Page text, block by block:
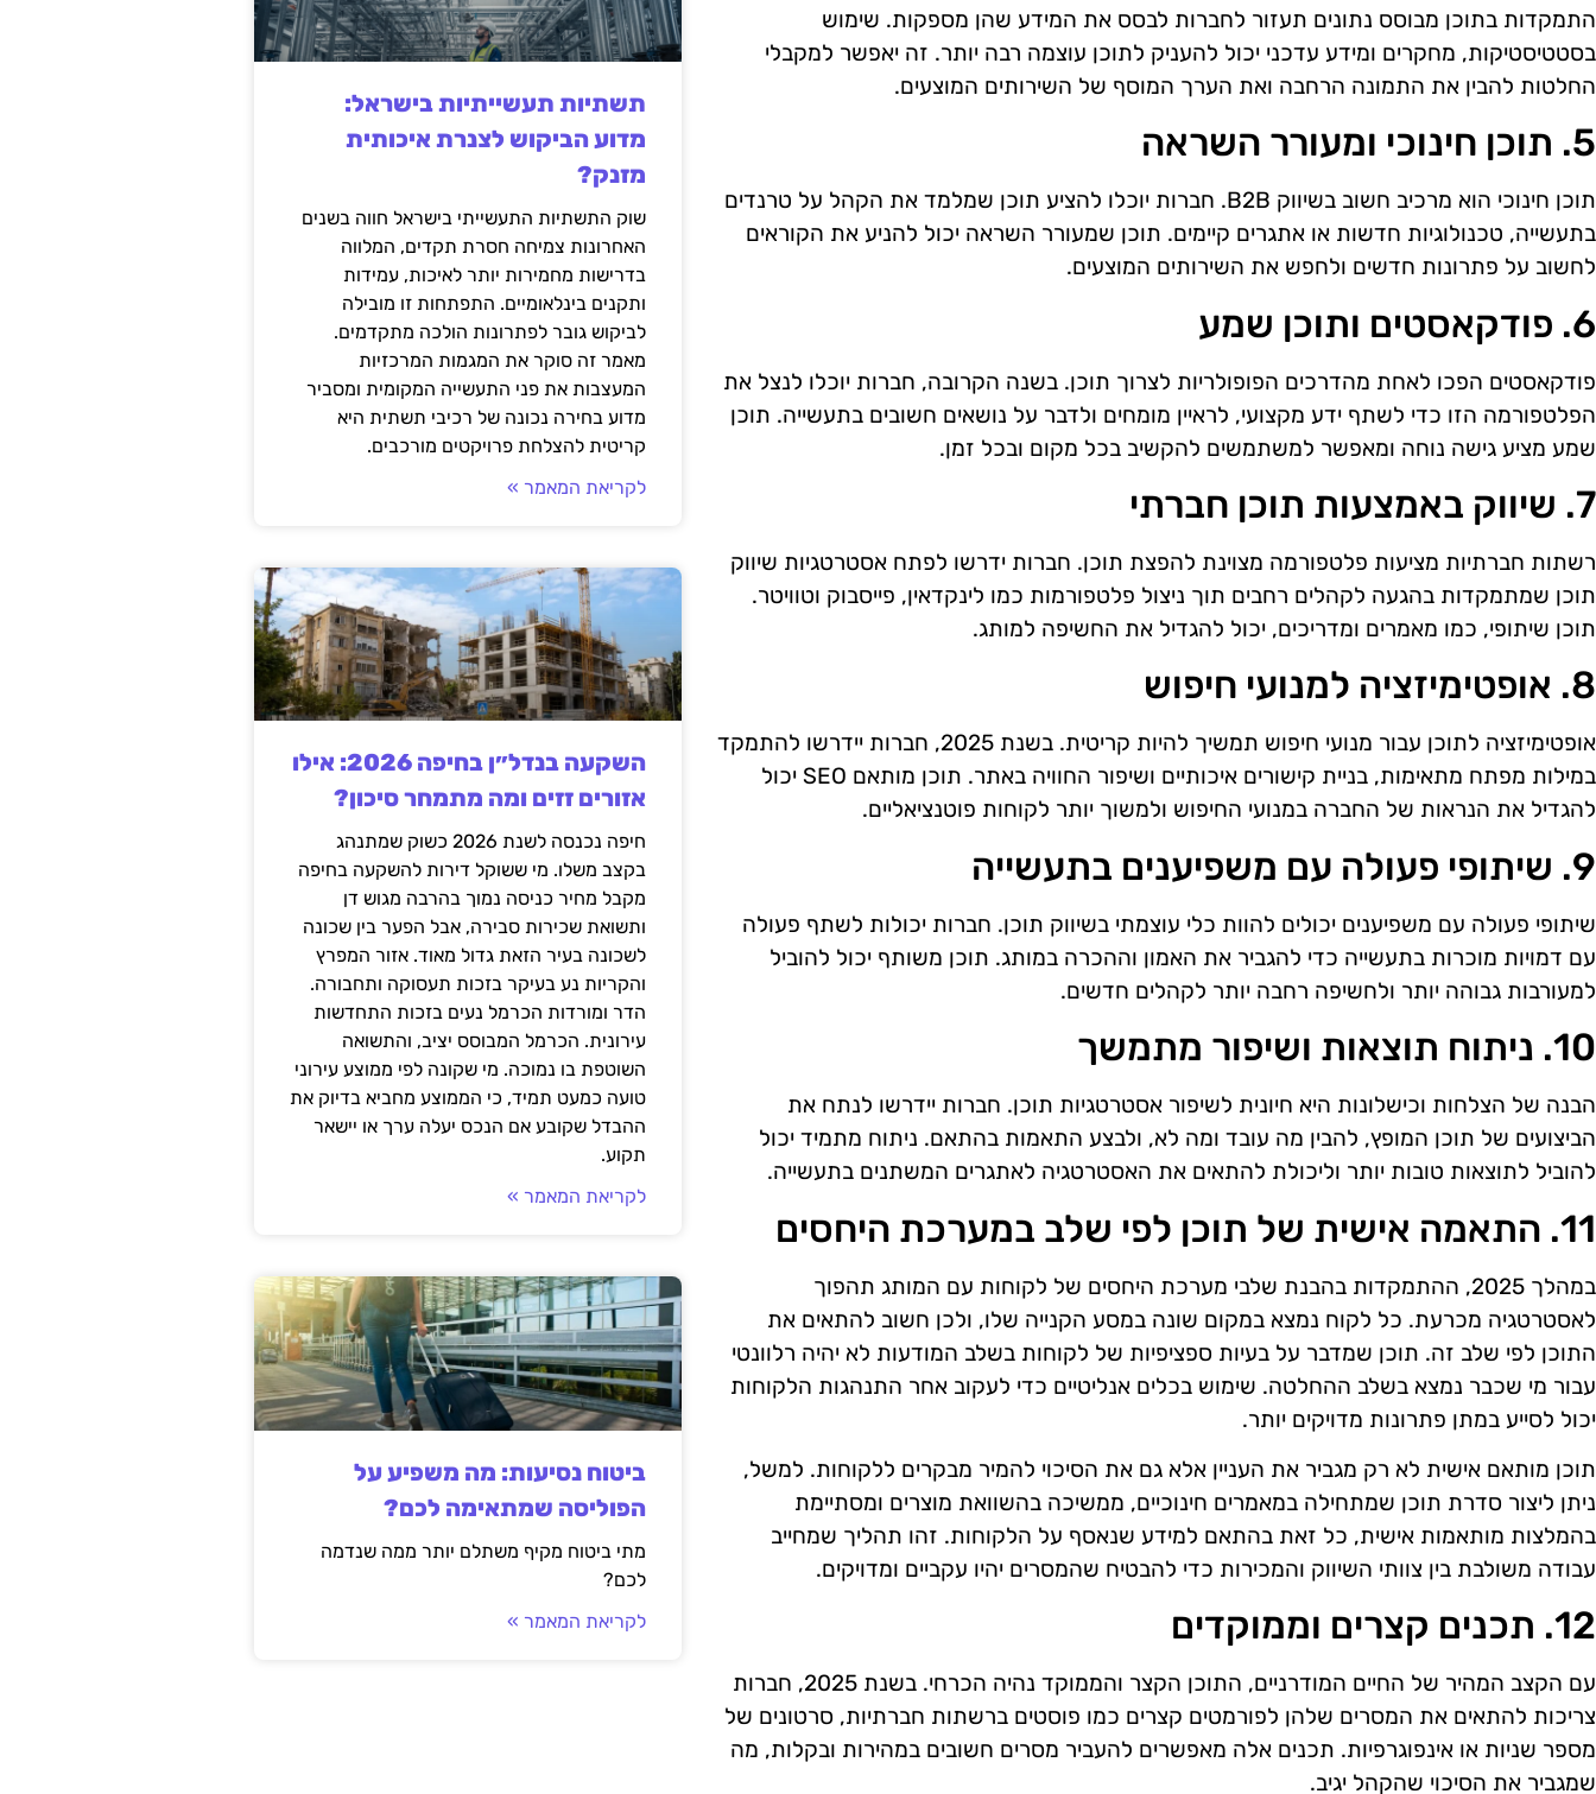
התמקדות בתוכן מבוסס נתונים תעזור לחברות לבסס את המידע שהן מספקות. שימוש
בסטטיסטיקות, מחקרים ומידע עדכני יכול להעניק לתוכן עוצמה רבה יותר. זה יאפשר למקבלי
החלטות להבין את התמונה הרחבה ואת הערך המוסף של השירותים המוצעים.
5. תוכן חינוכי ומעורר השראה
תוכן חינוכי הוא מרכיב חשוב בשיווק B2B. חברות יוכלו להציע תוכן שמלמד את הקהל על טרנדים
בתעשייה, טכנולוגיות חדשות או אתגרים קיימים. תוכן שמעורר השראה יכול להניע את הקוראים
לחשוב על פתרונות חדשים ולחפש את השירותים המוצעים.
6. פודקאסטים ותוכן שמע
פודקאסטים הפכו לאחת מהדרכים הפופולריות לצרוך תוכן. בשנה הקרובה, חברות יוכלו לנצל את
הפלטפורמה הזו כדי לשתף ידע מקצועי, לראיין מומחים ולדבר על נושאים חשובים בתעשייה. תוכן
שמע מציע גישה נוחה ומאפשר למשתמשים להקשיב בכל מקום ובכל זמן.
7. שיווק באמצעות תוכן חברתי
רשתות חברתיות מציעות פלטפורמה מצוינת להפצת תוכן. חברות ידרשו לפתח אסטרטגיות שיווק
תוכן שמתמקדות בהגעה לקהלים רחבים תוך ניצול פלטפורמות כמו לינקדאין, פייסבוק וטוויטר.
תוכן שיתופי, כמו מאמרים ומדריכים, יכול להגדיל את החשיפה למותג.
8. אופטימיזציה למנועי חיפוש
אופטימיזציה לתוכן עבור מנועי חיפוש תמשיך להיות קריטית. בשנת 2025, חברות יידרשו להתמקד
במילות מפתח מתאימות, בניית קישורים איכותיים ושיפור החוויה באתר. תוכן מותאם SEO יכול
להגדיל את הנראות של החברה במנועי החיפוש ולמשוך יותר לקוחות פוטנציאליים.
9. שיתופי פעולה עם משפיענים בתעשייה
שיתופי פעולה עם משפיענים יכולים להוות כלי עוצמתי בשיווק תוכן. חברות יכולות לשתף פעולה
עם דמויות מוכרות בתעשייה כדי להגביר את האמון וההכרה במותג. תוכן משותף יכול להוביל
למעורבות גבוהה יותר ולחשיפה רחבה יותר לקהלים חדשים.
10. ניתוח תוצאות ושיפור מתמשך
הבנה של הצלחות וכישלונות היא חיונית לשיפור אסטרטגיות תוכן. חברות יידרשו לנתח את
הביצועים של תוכן המופץ, להבין מה עובד ומה לא, ולבצע התאמות בהתאם. ניתוח מתמיד יכול
להוביל לתוצאות טובות יותר וליכולת להתאים את האסטרטגיה לאתגרים המשתנים בתעשייה.
11. התאמה אישית של תוכן לפי שלב במערכת היחסים
במהלך 2025, ההתמקדות בהבנת שלבי מערכת היחסים של לקוחות עם המותג תהפוך
לאסטרטגיה מכרעת. כל לקוח נמצא במקום שונה במסע הקנייה שלו, ולכן חשוב להתאים את
התוכן לפי שלב זה. תוכן שמדבר על בעיות ספציפיות של לקוחות בשלב המודעות לא יהיה רלוונטי
עבור מי שכבר נמצא בשלב ההחלטה. שימוש בכלים אנליטיים כדי לעקוב אחר התנהגות הלקוחות
יכול לסייע במתן פתרונות מדויקים יותר.
תוכן מותאם אישית לא רק מגביר את העניין אלא גם את הסיכוי להמיר מבקרים ללקוחות. למשל,
ניתן ליצור סדרת תוכן שמתחילה במאמרים חינוכיים, ממשיכה בהשוואת מוצרים ומסתיימת
בהמלצות מותאמות אישית, כל זאת בהתאם למידע שנאסף על הלקוחות. זהו תהליך שמחייב
עבודה משולבת בין צוותי השיווק והמכירות כדי להבטיח שהמסרים יהיו עקביים ומדויקים.
12. תכנים קצרים וממוקדים
עם הקצב המהיר של החיים המודרניים, התוכן הקצר והממוקד נהיה הכרחי. בשנת 2025, חברות
צריכות להתאים את המסרים שלהן לפורמטים קצרים כמו פוסטים ברשתות חברתיות, סרטונים של
מספר שניות או אינפוגרפיות. תכנים אלה מאפשרים להעביר מסרים חשובים במהירות ובקלות, מה
שמגביר את הסיכוי שהקהל יגיב.
תשתיות תעשייתיות בישראל:
מדוע הביקוש לצנרת איכותית
מזנק?
שוק התשתיות התעשייתי בישראל חווה בשנים
האחרונות צמיחה חסרת תקדים, המלווה
בדרישות מחמירות יותר לאיכות, עמידות
ותקנים בינלאומיים. התפתחות זו מובילה
לביקוש גובר לפתרונות הולכה מתקדמים.
מאמר זה סוקר את המגמות המרכזיות
המעצבות את פני התעשייה המקומית ומסביר
מדוע בחירה נכונה של רכיבי תשתית היא
קריטית להצלחת פרויקטים מורכבים.
לקריאת המאמר »
השקעה בנדל״ן בחיפה 2026: אילו
אזורים זזים ומה מתמחר סיכון?
חיפה נכנסה לשנת 2026 כשוק שמתנהג
בקצב משלו. מי ששוקל דירות להשקעה בחיפה
מקבל מחיר כניסה נמוך בהרבה מגוש דן
ותשואת שכירות סבירה, אבל הפער בין שכונה
לשכונה בעיר הזאת גדול מאוד. אזור המפרץ
והקריות נע בעיקר בזכות תעסוקה ותחבורה.
הדר ומורדות הכרמל נעים בזכות התחדשות
עירונית. הכרמל המבוסס יציב, והתשואה
השוטפת בו נמוכה. מי שקונה לפי ממוצע עירוני
טועה כמעט תמיד, כי הממוצע מחביא בדיוק את
ההבדל שקובע אם הנכס יעלה ערך או יישאר
תקוע.
לקריאת המאמר »
ביטוח נסיעות: מה משפיע על
הפוליסה שמתאימה לכם?
מתי ביטוח מקיף משתלם יותר ממה שנדמה
לכם?
לקריאת המאמר »